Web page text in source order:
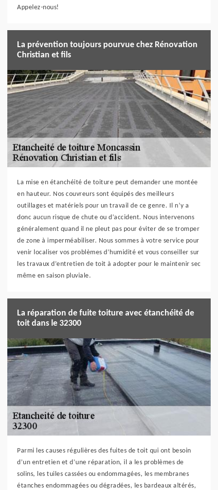
Appelez-nous!
La prévention toujours pourvue chez Rénovation
Christian et fils
La mise en étanchéité de toiture peut demander une montée
en hauteur. Nos couvreurs sont équipés des meilleurs
outillages et matériels pour un travail de ce genre. Il n’y a
donc aucun risque de chute ou d’accident. Nous intervenons
généralement quand il ne pleut pas pour éviter de se tromper
de zone à imperméabiliser. Nous sommes à votre service pour
venir localiser vos problèmes d’humidité et vous conseiller sur
les travaux d’entretien de toit à adopter pour le maintenir sec
même en saison pluviale.
La réparation de fuite toiture avec étanchéité de
toit dans le 32300
Parmi les causes régulières des fuites de toit qui ont besoin
d’un entretien et d’une réparation, il a les problèmes de
solins, les tuiles cassées ou endommagées, les membranes
étanches endommagées ou dégradées, les bardeaux altérés,